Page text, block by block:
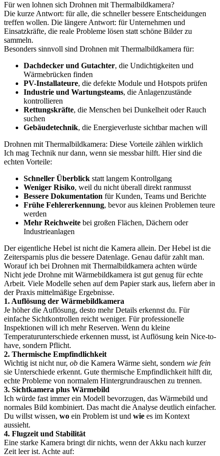
Für wen lohnen sich Drohnen mit Thermalbildkamera?
Die kurze Antwort: für alle, die schneller bessere Entscheidungen
treffen wollen. Die längere Antwort: für Unternehmen und
Einsatzkräfte, die reale Probleme lösen statt schöne Bilder zu
sammeln.
Besonders sinnvoll sind Drohnen mit Thermalbildkamera für:
Dachdecker und Gutachter, die Undichtigkeiten und
Wärmebrücken finden
PV-Installateure, die defekte Module und Hotspots prüfen
Industrie und Wartungsteams, die Anlagenzustände
kontrollieren
Rettungskräfte, die Menschen bei Dunkelheit oder Rauch
suchen
Gebäudetechnik, die Energieverluste sichtbar machen will
Drohnen mit Thermalbildkamera: Diese Vorteile zählen wirklich
Ich mag Technik nur dann, wenn sie messbar hilft. Hier sind die
echten Vorteile:
Schneller Überblick statt langem Kontrollgang
Weniger Risiko, weil du nicht überall direkt ranmusst
Bessere Dokumentation für Kunden, Teams und Berichte
Frühe Fehlererkennung, bevor aus kleinen Problemen teure
werden
Mehr Reichweite bei großen Flächen, Dächern oder
Industrieanlagen
Der eigentliche Hebel ist nicht die Kamera allein. Der Hebel ist die
Zeitersparnis plus die bessere Datenlage. Genau dafür zahlt man.
Worauf ich bei Drohnen mit Thermalbildkamera achten würde
Nicht jede Drohne mit Wärmebildkamera ist gut genug für echte
Arbeit. Viele Modelle sehen auf dem Papier stark aus, liefern aber in
der Praxis mittelmäßige Ergebnisse.
1. Auflösung der Wärmebildkamera
Je höher die Auflösung, desto mehr Details erkennst du. Für
einfache Sichtkontrollen reicht weniger. Für professionelle
Inspektionen will ich mehr Reserven. Wenn du kleine
Temperaturunterschiede erkennen musst, ist Auflösung kein Nice-to-
have, sondern Pflicht.
2. Thermische Empfindlichkeit
Wichtig ist nicht nur, ob die Kamera Wärme sieht, sondern wie fein
sie Unterschiede erkennt. Gute thermische Empfindlichkeit hilft dir,
echte Probleme von normalem Hintergrundrauschen zu trennen.
3. Sichtkamera plus Wärmebild
Ich würde fast immer ein Modell bevorzugen, das Wärmebild und
normales Bild kombiniert. Das macht die Analyse deutlich einfacher.
Du willst wissen, wo ein Problem ist und wie es im Kontext
aussieht.
4. Flugzeit und Stabilität
Eine starke Kamera bringt dir nichts, wenn der Akku nach kurzer
Zeit leer ist. Achte auf: